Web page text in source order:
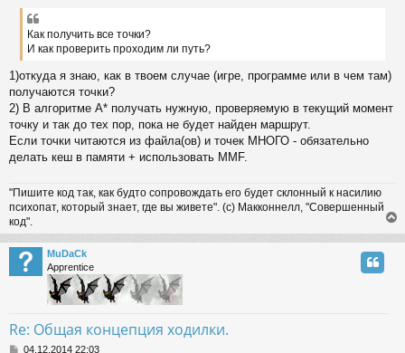
Как получить все точки?
И как проверить проходим ли путь?
1)откуда я знаю, как в твоем случае (игре, программе или в чем там)
получаются точки?
2) В алгоритме А* получать нужную, проверяемую в текущий момент
точку и так до тех пор, пока не будет найден маршрут.
Если точки читаются из файла(ов) и точек МНОГО - обязательно
делать кеш в памяти + использовать MMF.
"Пишите код так, как будто сопровождать его будет склонный к насилию
психопат, который знает, где вы живете". (с) Макконнелл, "Совершенный
код".
o
p
MuDaCk
Apprentice
Re: Общая концепция ходилки.
P04.12.2014 22:03